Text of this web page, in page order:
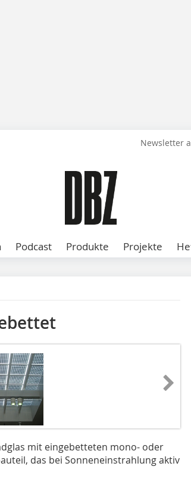
Newsletter
Podcast Produkte Projekte
mit eingebetteten mono- oder
das bei Sonneneinstrahlung aktiv